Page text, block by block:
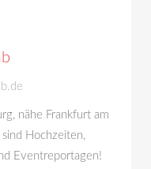
nähe Frankfurt am
Hochzeiten,
Eventreportagen!